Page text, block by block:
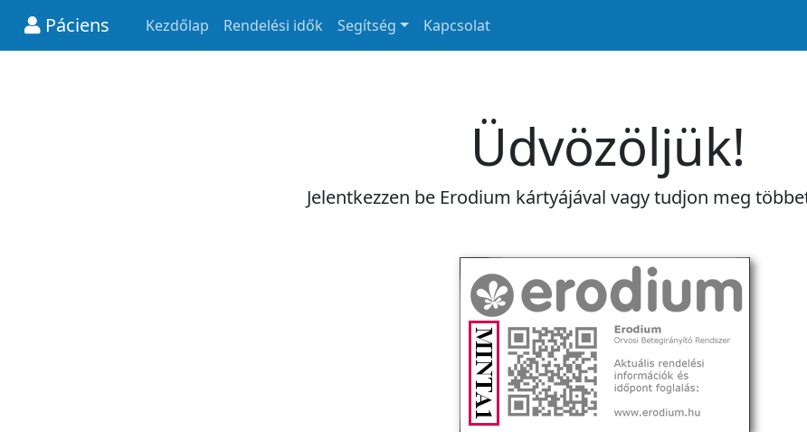
Páciens Kezdőlap Rendelési idők Segítség Kapcsolat
Üdvözöljük!
Jelentkezzen be Erodium kártyájával vagy tudjon meg